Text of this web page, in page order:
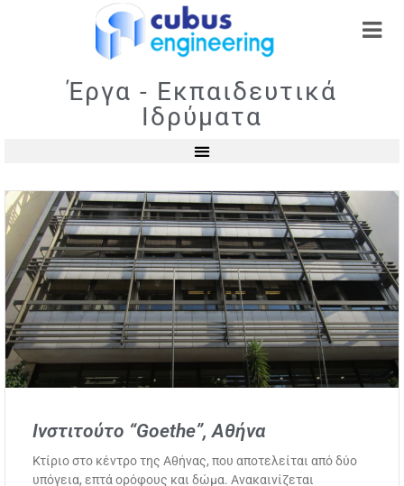
Έργα - Εκπαιδευτικά
Ιδρύματα
Ινστιτούτο “Goethe”, Αθήνα
Κτίριο στο κέντρο της Αθήνας, που αποτελείται από δύο
υπόγεια, επτά ορόφους και δώμα. Ανακαινίζεται